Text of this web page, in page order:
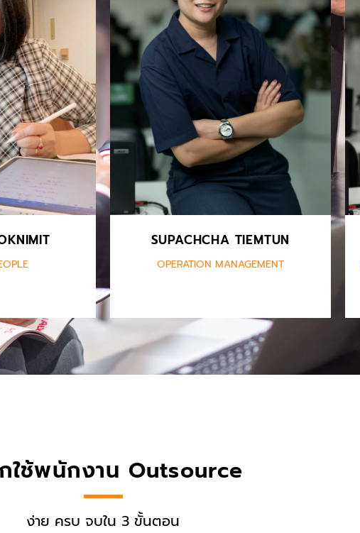
resource
being
Over 15 years of experience
in operating E-Commerce
services. Be an alpha member
who implements many new
projects in many industries.
SUPACHCHA TIEMTUN
OPERATION MANAGEMENT
ใช้พนักงาน Outsource
ง่าย ครบ จบใน 3 ขั้นตอน